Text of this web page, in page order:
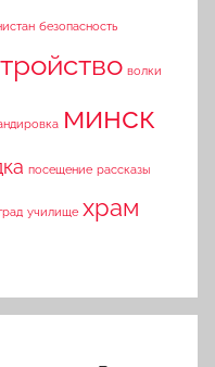
безопасность
волки
минск
посещение рассказы
училище храм